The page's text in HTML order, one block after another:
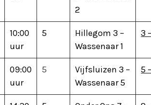
2
10:00
uur
5
Hillegom 3 –
Wassenaar 1
3
09:00
uur
5
Vijfsluizen 3 –
Wassenaar 5
5